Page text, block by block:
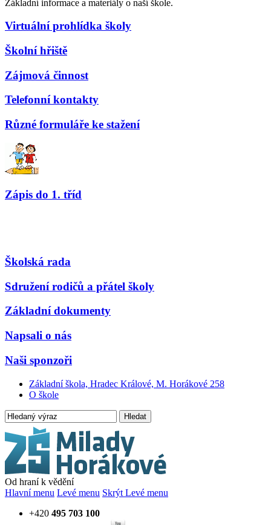
Základní informace a materiály o naší škole.
Virtuální prohlídka školy
Školní hřiště
Zájmová činnost
Telefonní kontakty
Různé formuláře ke stažení
Zápis do 1. tříd
Školská rada
Sdružení rodičů a přátel školy
Základní dokumenty
Napsali o nás
Naši sponzoři
Základní škola, Hradec Králové, M. Horákové 258
O škole
Hledat
Od hraní k vědění
Hlavní menu Levé menu Skrýt Levé menu
+420 495 703 100